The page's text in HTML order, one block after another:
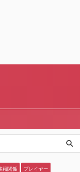
籍関係 プレイヤー